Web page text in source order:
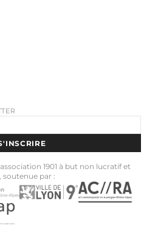
1901 à but non lucratif et
soutenue par :